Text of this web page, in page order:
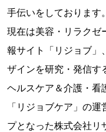
手伝いをしております。
現在は美容・リラクゼ
報サイト「リジョブ」
ザインを研究・発信す
ヘルスケア＆介護・看
「リジョブケア」の
プとなった株式会社リ